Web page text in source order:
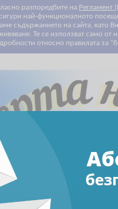
разпоредбите на Регламент
най-функционалното
съдържанието на сайта, като
Те се използват само от
относно правилата за
Абонирайте се
Книги Детето - по-